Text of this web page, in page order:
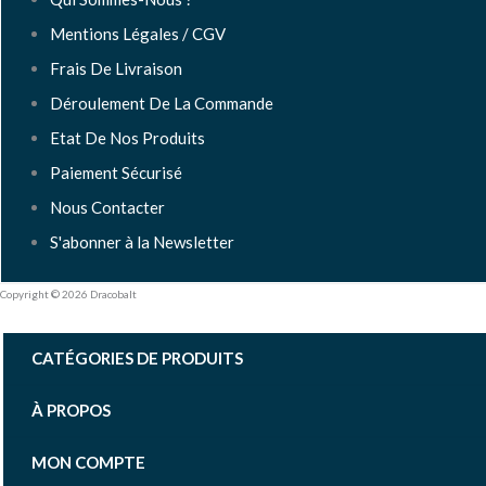
Mentions Légales / CGV
Frais De Livraison
Déroulement De La Commande
Etat De Nos Produits
Paiement Sécurisé
Nous Contacter
S'abonner à la Newsletter
Copyright © 2026 Dracobalt
CATÉGORIES DE PRODUITS
À PROPOS
MON COMPTE